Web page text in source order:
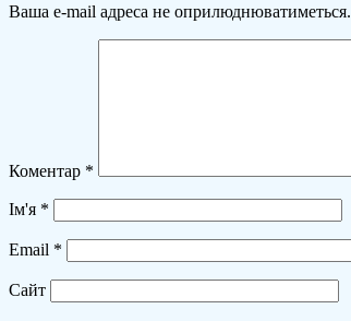
Ваша e-mail адреса не оприлюднюватиметься.
Коментар *
Ім'я *
Email *
Сайт